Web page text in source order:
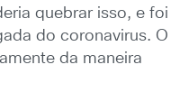
quebrar isso, e foi
do coronavirus. O
da maneira